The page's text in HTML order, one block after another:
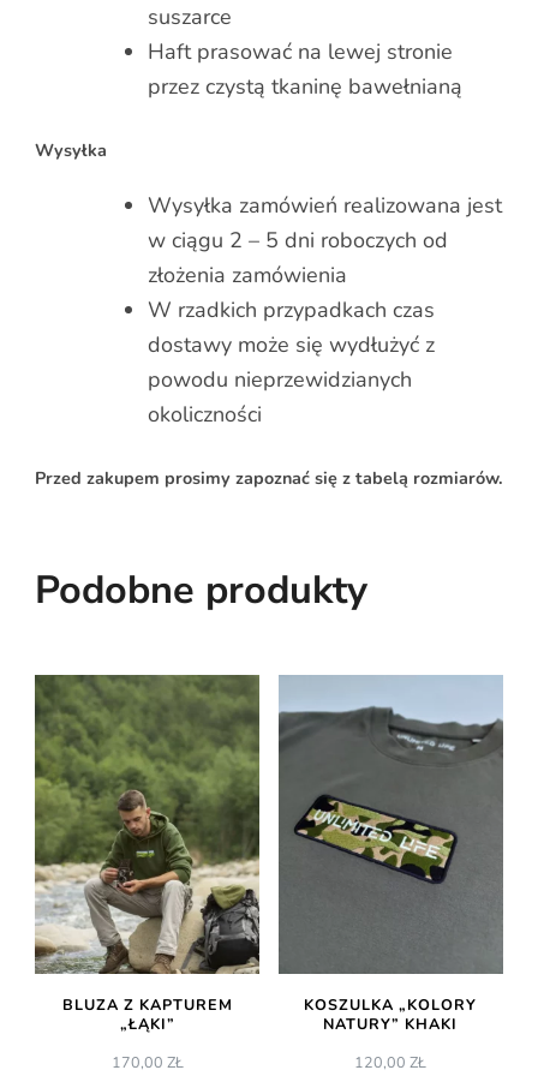
suszarce
Haft prasować na lewej stronie
przez czystą tkaninę bawełnianą
Wysyłka
Wysyłka zamówień realizowana jest
w ciągu 2 – 5 dni roboczych od
złożenia zamówienia
W rzadkich przypadkach czas
dostawy może się wydłużyć z
powodu nieprzewidzianych
okoliczności
Przed zakupem prosimy zapoznać się z tabelą rozmiarów.
Podobne produkty
BLUZA Z KAPTUREM
„ŁĄKI”
170,00 ZŁ
KOSZULKA „KOLORY
NATURY” KHAKI
120,00ZŁ